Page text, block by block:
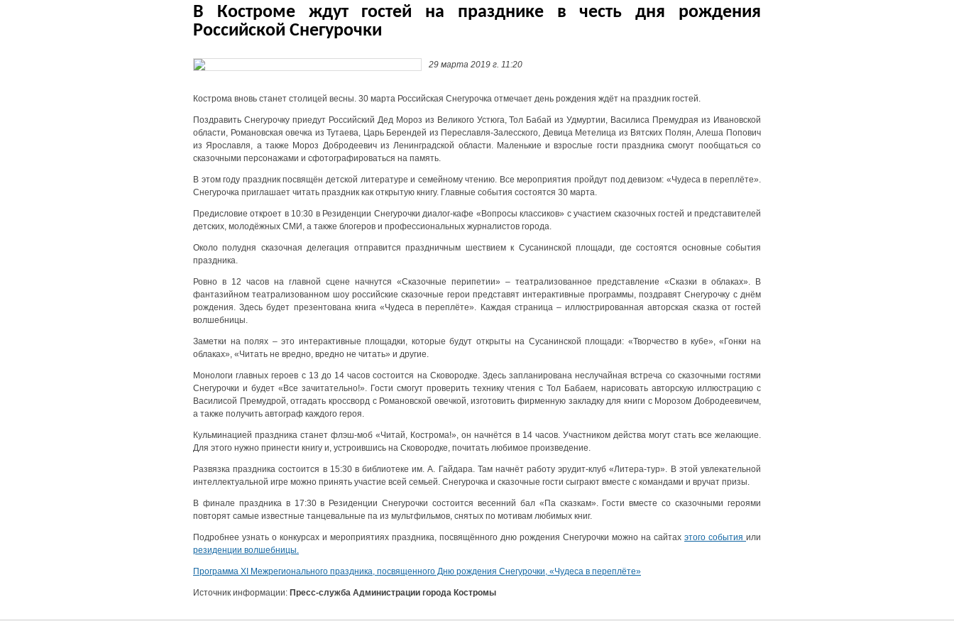
В Костроме ждут гостей на празднике в честь дня рождения
Российской Снегурочки
29 марта 2019 г. 11:20
Кострома вновь станет столицей весны. 30 марта Российская Снегурочка отмечает день рождения ждёт на праздник гостей.
Поздравить Снегурочку приедут Российский Дед Мороз из Великого Устюга, Тол Бабай из Удмуртии, Василиса Премудрая из Ивановской
области, Романовская овечка из Тутаева, Царь Берендей из Переславля-Залесского, Девица Метелица из Вятских Полян, Алеша Попович
из Ярославля, а также Мороз Добродеевич из Ленинградской области. Маленькие и взрослые гости праздника смогут пообщаться со
сказочными персонажами и сфотографироваться на память.
В этом году праздник посвящён детской литературе и семейному чтению. Все мероприятия пройдут под девизом: «Чудеса в переплёте».
Снегурочка приглашает читать праздник как открытую книгу. Главные события состоятся 30 марта.
Предисловие откроет в 10:30 в Резиденции Снегурочки диалог-кафе «Вопросы классиков» с участием сказочных гостей и представителей
детских, молодёжных СМИ, а также блогеров и профессиональных журналистов города.
Около полудня сказочная делегация отправится праздничным шествием к Сусанинской площади, где состоятся основные события
праздника.
Ровно в 12 часов на главной сцене начнутся «Сказочные перипетии» – театрализованное представление «Сказки в облаках». В
фантазийном театрализованном шоу российские сказочные герои представят интерактивные программы, поздравят Снегурочку с днём
рождения. Здесь будет презентована книга «Чудеса в переплёте». Каждая страница – иллюстрированная авторская сказка от гостей
волшебницы.
Заметки на полях – это интерактивные площадки, которые будут открыты на Сусанинской площади: «Творчество в кубе», «Гонки на
облаках», «Читать не вредно, вредно не читать» и другие.
Монологи главных героев с 13 до 14 часов состоится на Сковородке. Здесь запланирована неслучайная встреча со сказочными гостями
Снегурочки и будет «Все зачитательно!». Гости смогут проверить технику чтения с Тол Бабаем, нарисовать авторскую иллюстрацию с
Василисой Премудрой, отгадать кроссворд с Романовской овечкой, изготовить фирменную закладку для книги с Морозом Добродеевичем,
а также получить автограф каждого героя.
Кульминацией праздника станет флэш-моб «Читай, Кострома!», он начнётся в 14 часов. Участником действа могут стать все желающие.
Для этого нужно принести книгу и, устроившись на Сковородке, почитать любимое произведение.
Развязка праздника состоится в 15:30 в библиотеке им. А. Гайдара. Там начнёт работу эрудит-клуб «Литера-тур». В этой увлекательной
интеллектуальной игре можно принять участие всей семьей. Снегурочка и сказочные гости сыграют вместе с командами и вручат призы.
В финале праздника в 17:30 в Резиденции Снегурочки состоится весенний бал «Па сказкам». Гости вместе со сказочными героями
повторят самые известные танцевальные па из мультфильмов, снятых по мотивам любимых книг.
Подробнее узнать о конкурсах и мероприятиях праздника, посвящённого дню рождения Снегурочки можно на сайтах этого события или
резиденции волшебницы.
Программа XI Межрегионального праздника, посвященного Дню рождения Снегурочки, «Чудеса в переплёте»
Источник информации: Пресс-служба Администрации города Костромы